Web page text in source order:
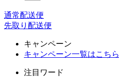
通常配送便
先取り配送便
キャンペーン
キャンペーン一覧はこちら
注目ワード